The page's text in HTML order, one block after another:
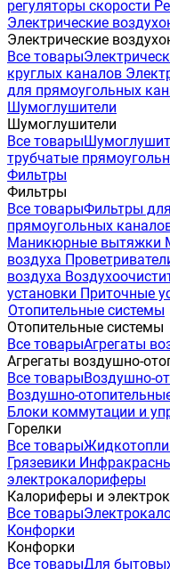
регуляторы скорости
Электрические
Электрические
Все товары
круглых каналов
для прямоугольных
Шумоглушители
Шумоглушители
Все товары
трубчатые
Фильтры
Фильтры
Все товарыФильтры
прямоугольных
Маникюрные вытяжки
воздуха
воздуха
установки Приточные
Отопительные системы
Отопительные системы
Все товарыАгрегаты
Агрегаты воздушно-
Все товарыВоздушно-
Воздушно-
Блоки коммутации и
Горелки
Все товары
Грязевики
электрокалориферы
Калориферы и
Все товары
Конфорки
Конфорки
Все товарыДля